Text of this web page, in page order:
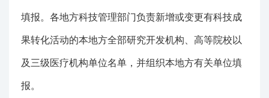
填报。各地方科技管理部门负责新增或变更有科技成
果转化活动的本地方全部研究开发机构、高等院校以
及三级医疗机构单位名单，并组织本地方有关单位填
报。